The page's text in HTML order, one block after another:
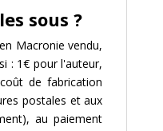
sous ?
Macronie vendu,
: 1€ pour l'auteur,
de fabrication
postales et aux
au paiement